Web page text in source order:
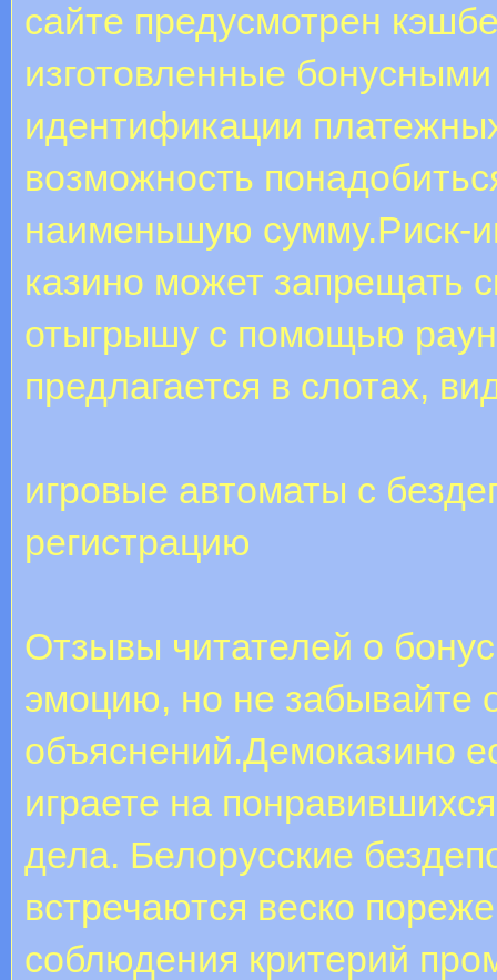
сайте предусмотрен
изготовленные
идентификации
возможность
наименьшую сумму.Риск-
казино может запрещать
отыгрышу с помощью
предлагается в слотах,
игровые автоматы с
регистрацию
Отзывы читателей о
эмоцию, но не забывайте
объяснений.Демоказино
играете на
дела. Белорусские
встречаются веско
соблюдения критерий